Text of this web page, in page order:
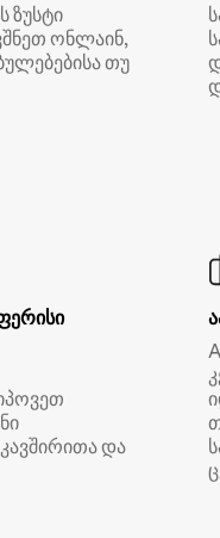
ზუსტი
ონლაინ,
თუ
და